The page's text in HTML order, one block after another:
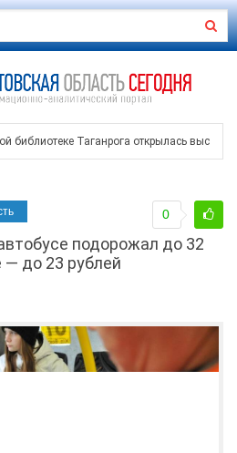
библиотеке Таганрога открылась
ставших жертвами вражеской атаки в
прошедшей ночью
женщина, повреждены дома в в
подорожал до 32
— до 23 рублей
0